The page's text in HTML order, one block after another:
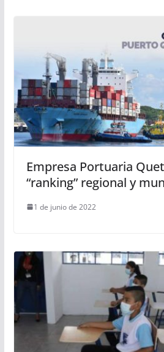
Empresa Portuaria
“ranking” regional y
1 de junio de 2022